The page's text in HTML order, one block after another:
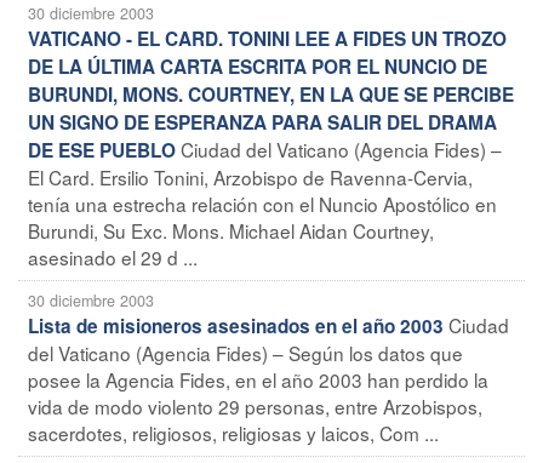
30 diciembre 2003
VATICANO - EL CARD. TONINI LEE A FIDES UN TROZO
DE LA ÚLTIMA CARTA ESCRITA POR EL NUNCIO DE
BURUNDI, MONS. COURTNEY, EN LA QUE SE PERCIBE
UN SIGNO DE ESPERANZA PARA SALIR DEL DRAMA
DE ESE PUEBLOCiudad del Vaticano (Agencia Fides) –
El Card. Ersilio Tonini, Arzobispo de Ravenna-Cervia,
tenía una estrecha relación con el Nuncio Apostólico en
Burundi, Su Exc. Mons. Michael Aidan Courtney,
asesinado el 29 d ...
30 diciembre 2003
Lista de misioneros asesinados en el año 2003 Ciudad
del Vaticano (Agencia Fides) – Según los datos que
posee la Agencia Fides, en el año 2003 han perdido la
vida de modo violento 29 personas, entre Arzobispos,
sacerdotes, religiosos, religiosas y laicos, Com ...